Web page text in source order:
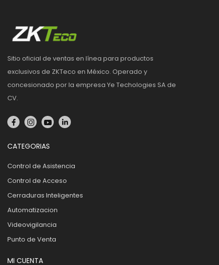
Sitio oficial de ventas en línea para productos
exclusivos de ZKTeco en México. Operado y
concesionado por la empresa Ye Techologies SA de
CV.
CATEGORIAS
Control de Asistencia
Control de Acceso
Cerraduras Inteligentes
Automatizacion
Videovigilancia
Punto de Venta
MI CUENTA